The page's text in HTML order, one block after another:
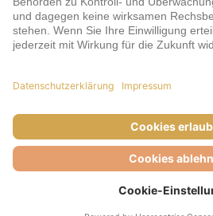
Zahlungsarten & Sicherheit
AGB
Datenschutz